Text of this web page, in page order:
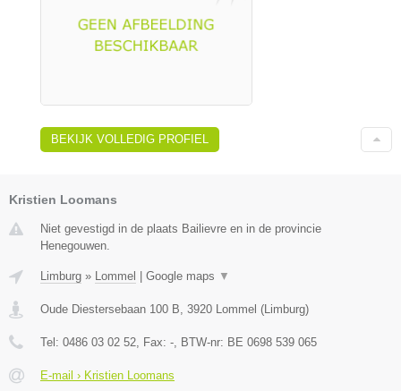
BEKIJK VOLLEDIG PROFIEL
Kristien Loomans
Niet gevestigd in de plaats Bailievre en in de provincie
Henegouwen.
Limburg » Lommel Google maps ▼
Oude Diestersebaan 100 B, 3920 Lommel (Limburg)
Tel: 0486 03 02 52, Fax: -, BTW-nr: BE 0698 539 065
E-mail › Kristien Loomans